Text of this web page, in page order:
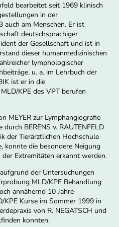
bearbeitet seit 1969 klinisch
in der
auch am Menschen. Er ist
deutschsprachiger
der Gesellschaft und ist in
dieser humanmedizinischen
lymphologischer
u. a. im Lehrbuch der
ist er in die
KPE des VPT berufen
MEYER zur Lymphangiografie
BERENS v. RAUTENFELD
der Tierärztlichen Hochschule
konnte die besondere Neigung
Extremitäten erkannt werden.
der Untersuchungen
MLD/KPE Behandlung
annähernd 10 Jahre
Kurse im Sommer 1999 in
von R. NEGATSCH und
konnten.